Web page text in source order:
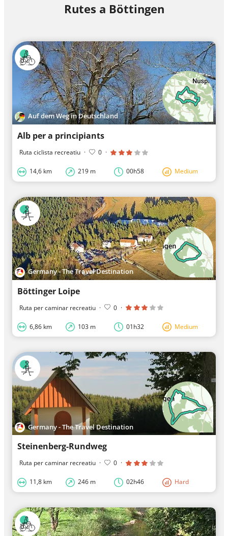
Rutes a Böttingen
Auf dem Weg in Deutschland
Alb per a principiants
Ruta ciclista recreatiu · 0 ·
14,6 km 219 m 00h58 Medium
Germany - The Travel Destination
Böttinger Loipe
Ruta per caminar recreatiu · 0 ·
6,86 km 103 m 01h32 Medium
Germany - The Travel Destination
Steinenberg-Rundweg
Ruta per caminar recreatiu · 0 ·
11,8 km 246 m 02h46 Hard